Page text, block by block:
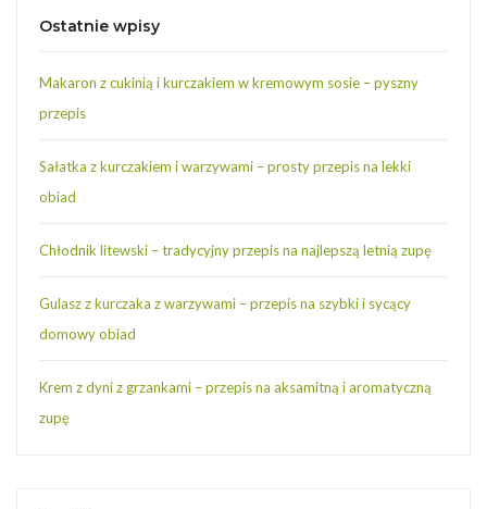
Ostatnie wpisy
Makaron z cukinią i kurczakiem w kremowym sosie – pyszny
przepis
Sałatka z kurczakiem i warzywami – prosty przepis na lekki
obiad
Chłodnik litewski – tradycyjny przepis na najlepszą letnią zupę
Gulasz z kurczaka z warzywami – przepis na szybki i sycący
domowy obiad
Krem z dyni z grzankami – przepis na aksamitną i aromatyczną
zupę